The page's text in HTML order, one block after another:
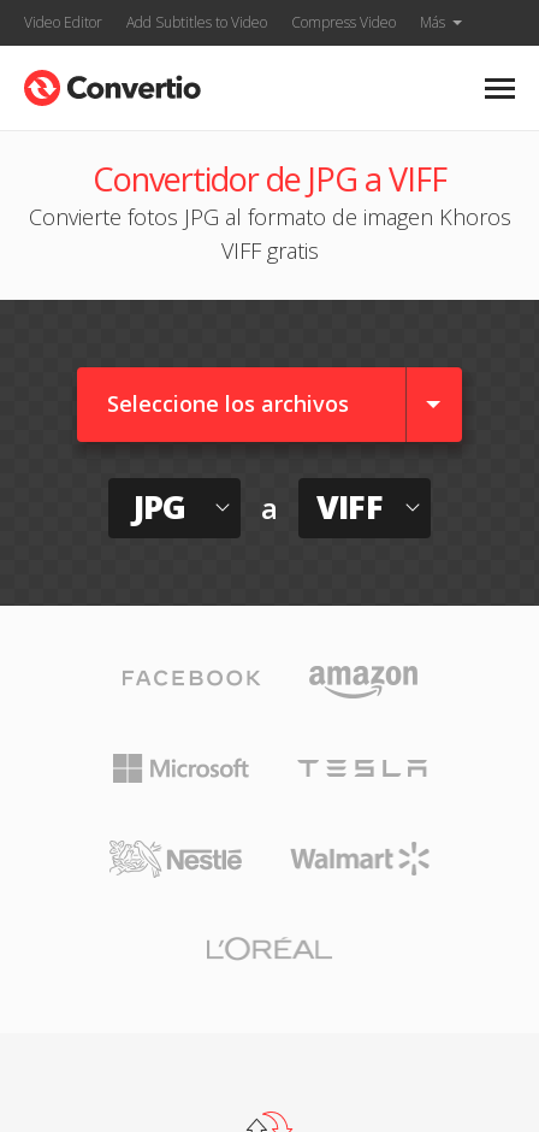
Video Editor Add Subtitles to Video Compress Video Más
Convertidor de JPG a VIFF
Convierte fotos JPG al formato de imagen Khoros
VIFF gratis
Seleccione los archivos
JPG a VIFF